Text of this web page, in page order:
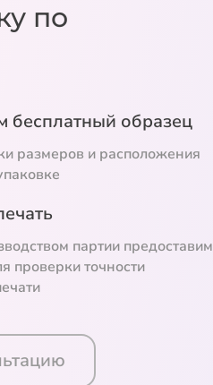
по
бесплатный образец
размеров и расположения
партии предоставим
проверки точности